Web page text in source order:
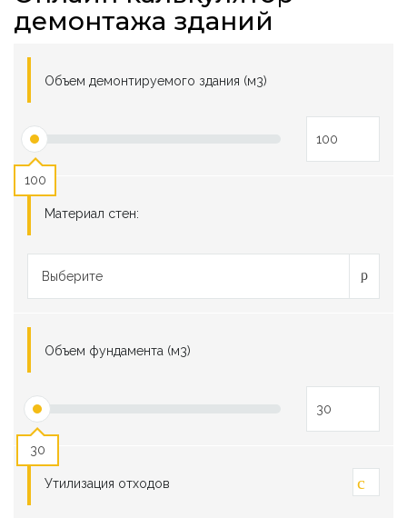
демонтажа зданий
Объем демонтируемого здания (м3)
100
Материал стен:
Выберите
Объем фундамента (м3)
30
Утилизация отходов